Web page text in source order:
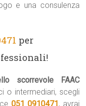
e una consulenza
per
scorrevole FAAC
o intermediari, scegli
051 0910471, avrai